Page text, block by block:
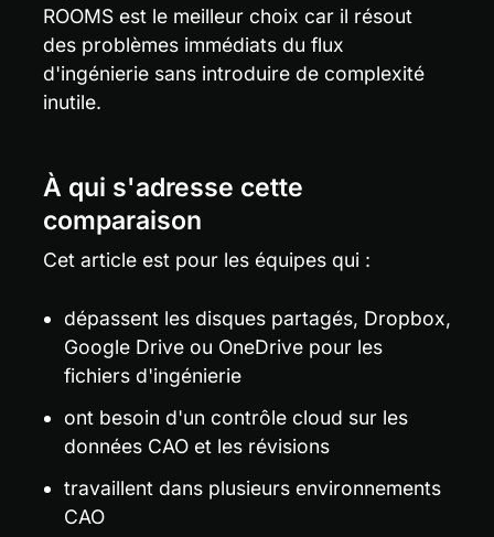
ROOMS est le meilleur choix car il résout
des problèmes immédiats du flux
d'ingénierie sans introduire de complexité
inutile.
À qui s'adresse cette
comparaison
Cet article est pour les équipes qui :
dépassent les disques partagés, Dropbox,
Google Drive ou OneDrive pour les
fichiers d'ingénierie
ont besoin d'un contrôle cloud sur les
données CAO et les révisions
travaillent dans plusieurs environnements
CAO